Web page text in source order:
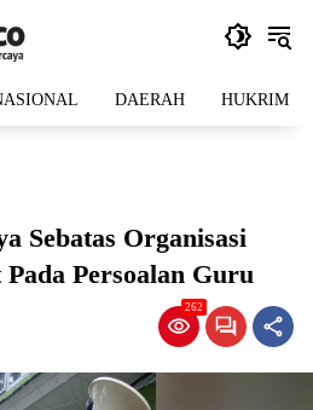
DAERAH HUKRIM
Sebatas Organisasi
Persoalan Guru
262